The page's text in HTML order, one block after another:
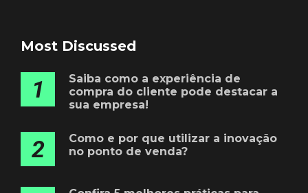
Most Discussed
1
Saiba como a experiência de
compra do cliente pode destacar a
sua empresa!
2
Como e por que utilizar a inovação
no ponto de venda?